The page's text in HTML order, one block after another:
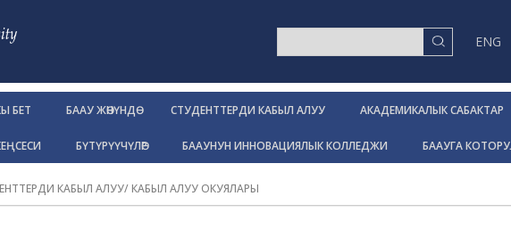
ENG
БЕТ БААУ ЖӨНҮНДӨ СТУДЕНТТЕРДИ КАБЫЛ АЛУУ АКАДЕМИКАЛЫК САБАКТАР
БҮТҮРҮҮЧҮЛӨР БААУНУН ИННОВАЦИЯЛЫК КОЛЛЕДЖИ БААУГА
КАБЫЛ АЛУУ/КАБЫЛ АЛУУ ОКУЯЛАРЫ